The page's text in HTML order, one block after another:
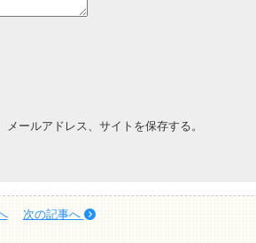
ールアドレス、サイトを保存する。
次の記事へ